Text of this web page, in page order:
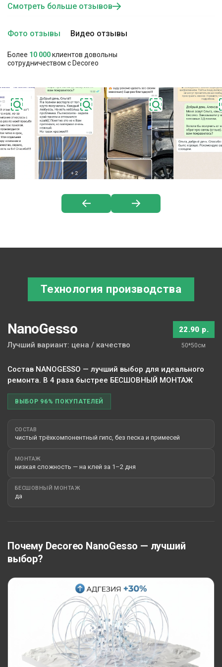
Фото отзывы Видео отзывы
Смотреть больше отзывов
Более 10 000клиентов довольны
сотрудничеством с Decoreo
Технология производства
NanoGesso
Лучший вариант: цена / качество
22.90 р.
50*50см
Состав NANOGESSO — лучший выбор для идеального
ремонта. В 4 раза быстрее БЕСШОВНЫЙ МОНТАЖ
ВЫБОР 96% ПОКУПАТЕЛЕЙ
СОСТАВ
чистый трёхкомпонентный гипс, без песка и примесей
МОНТАЖ
низкая сложность — на клей за 1–2 дня
БЕСШОВНЫЙ МОНТАЖ
да
Почему Decoreo NanoGesso — лучший
выбор?